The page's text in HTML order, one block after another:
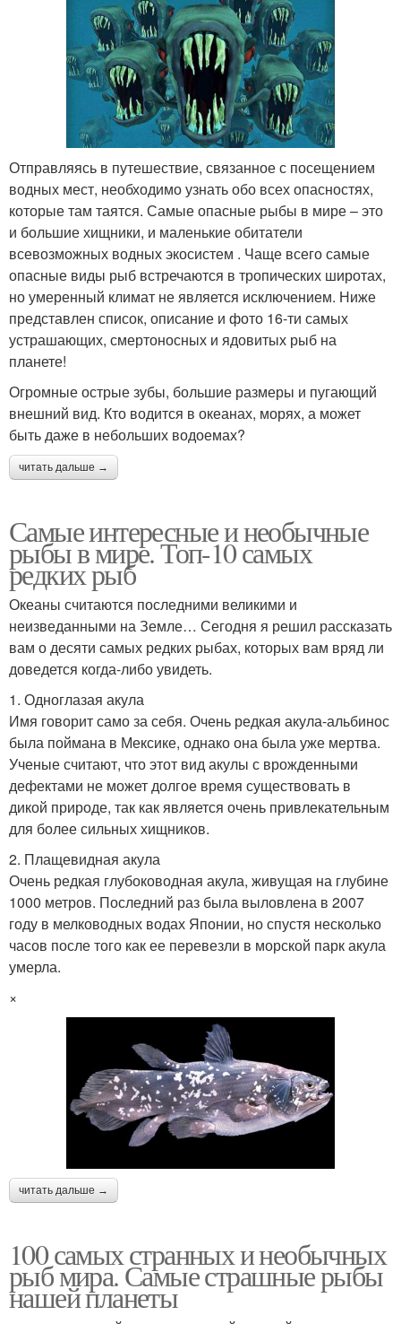
Отправляясь в путешествие, связанное с посещением
водных мест, необходимо узнать обо всех опасностях,
которые там таятся. Самые опасные рыбы в мире – это
и большие хищники, и маленькие обитатели
всевозможных водных экосистем . Чаще всего самые
опасные виды рыб встречаются в тропических широтах,
но умеренный климат не является исключением. Ниже
представлен список, описание и фото 16-ти самых
устрашающих, смертоносных и ядовитых рыб на
планете!
Огромные острые зубы, большие размеры и пугающий
внешний вид. Кто водится в океанах, морях, а может
быть даже в небольших водоемах?
читать дальше →
Самые интересные и необычные
рыбы в мире. Топ-10 самых
редких рыб
Океаны считаются последними великими и
неизведанными на Земле… Сегодня я решил рассказать
вам о десяти самых редких рыбах, которых вам вряд ли
доведется когда-либо увидеть.
1. Одноглазая акула
Имя говорит само за себя. Очень редкая акула-альбинос
была поймана в Мексике, однако она была уже мертва.
Ученые считают, что этот вид акулы с врожденными
дефектами не может долгое время существовать в
дикой природе, так как является очень привлекательным
для более сильных хищников.
2. Плащевидная акула
Очень редкая глубоководная акула, живущая на глубине
1000 метров. Последний раз была выловлена в 2007
году в мелководных водах Японии, но спустя несколько
часов после того как ее перевезли в морской парк акула
умерла.
×
читать дальше →
100 самых странных и необычных
рыб мира. Самые страшные рыбы
нашей планеты